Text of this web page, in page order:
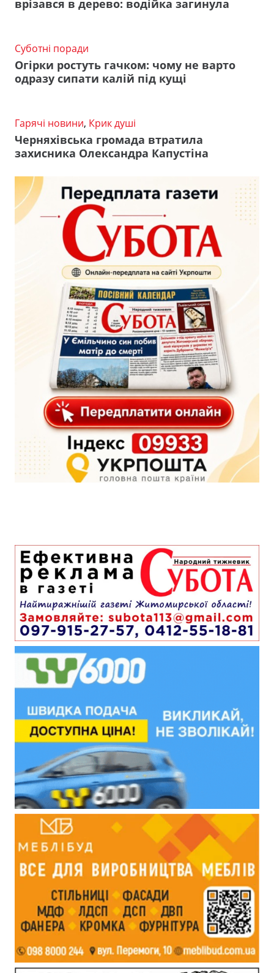
врізався в дерево: водійка загинула
Суботні поради
Огірки ростуть гачком: чому не варто
одразу сипати калій під кущі
Гарячі новини, Крик душі
Черняхівська громада втратила
захисника Олександра Капустіна